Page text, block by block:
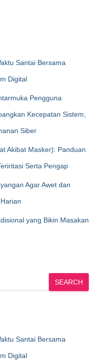
Santai Bersama
Digital
Pengguna
Kecepatan Sistem,
Siber
Akibat Masker): Panduan
Serta Pengap
Agar Awet dan
yang Bikin Masakan
SEARCH
Santai Bersama
Digital